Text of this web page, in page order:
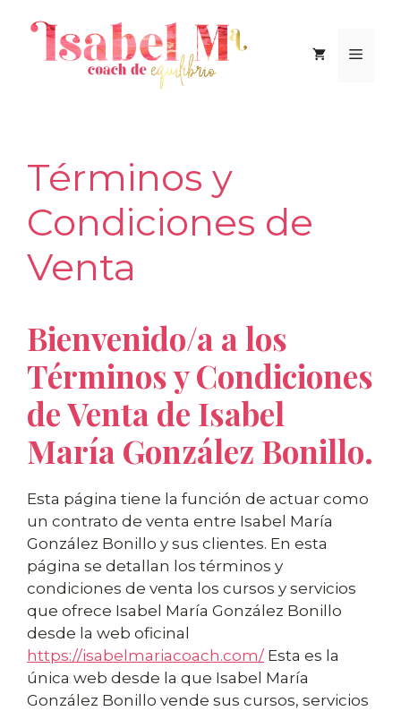
contenido
Menú
Términos y
Condiciones de
Venta
Bienvenido/a a los
Términos y Condiciones
de Venta de Isabel
María González Bonillo.
Esta página tiene la función de actuar como
un contrato de venta entre Isabel María
González Bonillo y sus clientes. En esta
página se detallan los términos y
condiciones de venta los cursos y servicios
que ofrece Isabel María González Bonillo
desde la web oficinal
https://isabelmariacoach.com/ Esta es la
única web desde la que Isabel María
González Bonillo vende sus cursos, servicios